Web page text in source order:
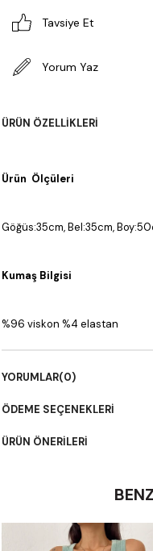
Tavsiye Et
Yorum Yaz
ÜRÜN ÖZELLIKLERI
Ürün Ölçüleri
Göğüs:35cm, Bel:35cm,
Kumaş Bilgisi
%96 viskon %4 elastan
YORUMLAR(0)
ÖDEME SEÇENEKLERI
ÜRÜN ÖNERILERI